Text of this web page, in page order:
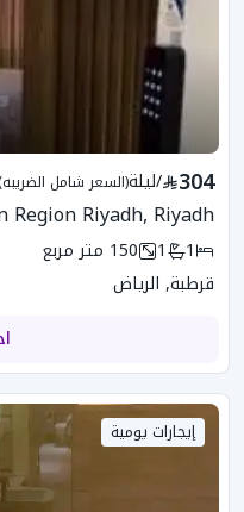
304
/ليلة(السعر شامل
Riyadh, Riyadh
1
1
150 متر مربع
قرطبة, الرياض
إيجارات يومية